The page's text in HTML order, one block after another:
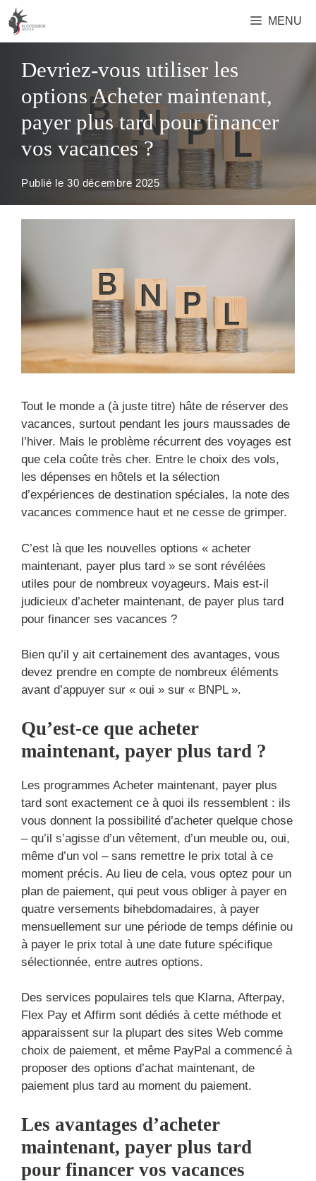
Aller
au
contenu
MENU
Devriez-vous utiliser les
options Acheter maintenant,
payer plus tard pour financer
vos vacances ?
Publié le 30 décembre 2025
Tout le monde a (à juste titre) hâte de réserver des
vacances, surtout pendant les jours maussades de
l’hiver. Mais le problème récurrent des voyages est
que cela coûte très cher. Entre le choix des vols,
les dépenses en hôtels et la sélection
d’expériences de destination spéciales, la note des
vacances commence haut et ne cesse de grimper.
C’est là que les nouvelles options « acheter
maintenant, payer plus tard » se sont révélées
utiles pour de nombreux voyageurs. Mais est-il
judicieux d’acheter maintenant, de payer plus tard
pour financer ses vacances ?
Bien qu’il y ait certainement des avantages, vous
devez prendre en compte de nombreux éléments
avant d’appuyer sur « oui » sur « BNPL ».
Qu’est-ce que acheter
maintenant, payer plus tard ?
Les programmes Acheter maintenant, payer plus
tard sont exactement ce à quoi ils ressemblent : ils
vous donnent la possibilité d’acheter quelque chose
– qu’il s’agisse d’un vêtement, d’un meuble ou, oui,
même d’un vol – sans remettre le prix total à ce
moment précis. Au lieu de cela, vous optez pour un
plan de paiement, qui peut vous obliger à payer en
quatre versements bihebdomadaires, à payer
mensuellement sur une période de temps définie ou
à payer le prix total à une date future spécifique
sélectionnée, entre autres options.
Des services populaires tels que Klarna, Afterpay,
Flex Pay et Affirm sont dédiés à cette méthode et
apparaissent sur la plupart des sites Web comme
choix de paiement, et même PayPal a commencé à
proposer des options d’achat maintenant, de
paiement plus tard au moment du paiement.
Les avantages d’acheter
maintenant, payer plus tard
pour financer vos vacances